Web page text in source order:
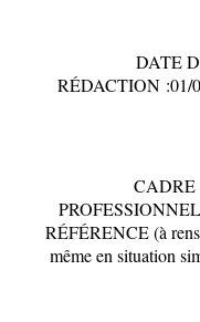
DATE
RÉDACTION :01/
CADRE
RÉFÉRENCE (à
même en situation